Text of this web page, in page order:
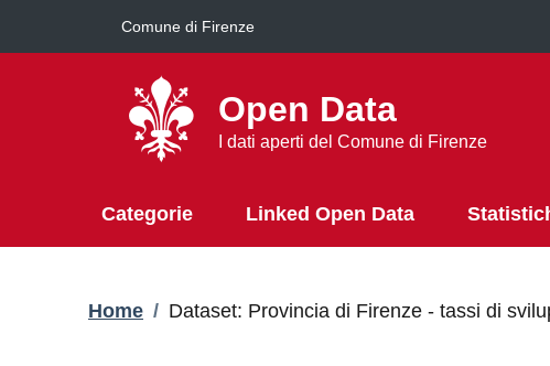
Comune di Firenze
Open Data
I dati aperti del Comune di Firenze
Categorie Linked Open Data
Briciole di pane
Home / Dataset: Provincia di Firenze - tassi di